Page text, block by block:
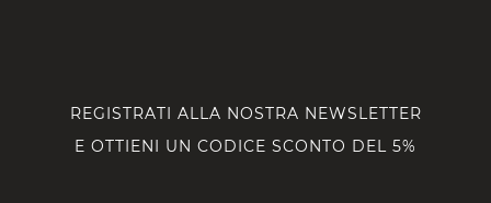
REGISTRATI ALLA NOSTRA NEWSLETTER
E OTTIENI UN CODICE SCONTO DEL 5%